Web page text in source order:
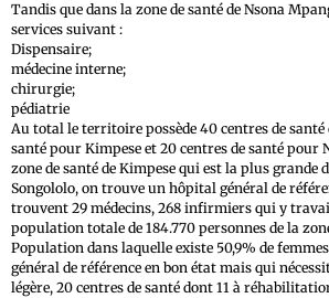
Tandis que dans la zone de santé de Nsona
services suivant :
Dispensaire;
médecine interne;
chirurgie;
pédiatrie
Au total le territoire possède 40 centres de santé
santé pour Kimpese et 20 centres de santé pour
zone de santé de Kimpese qui est la plus grande
Songololo, on trouve un hôpital général de
trouvent 29 médecins, 268 infirmiers qui y
population totale de 184.770 personnes de la
Population dans laquelle existe 50,9% de
général de référence en bon état mais qui
légère, 20 centres de santé dont 11 à